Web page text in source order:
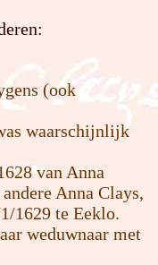
(ook
waarschijnlijk
van Anna
Anna Clays,
1629 te Eeklo.
weduwnaar met